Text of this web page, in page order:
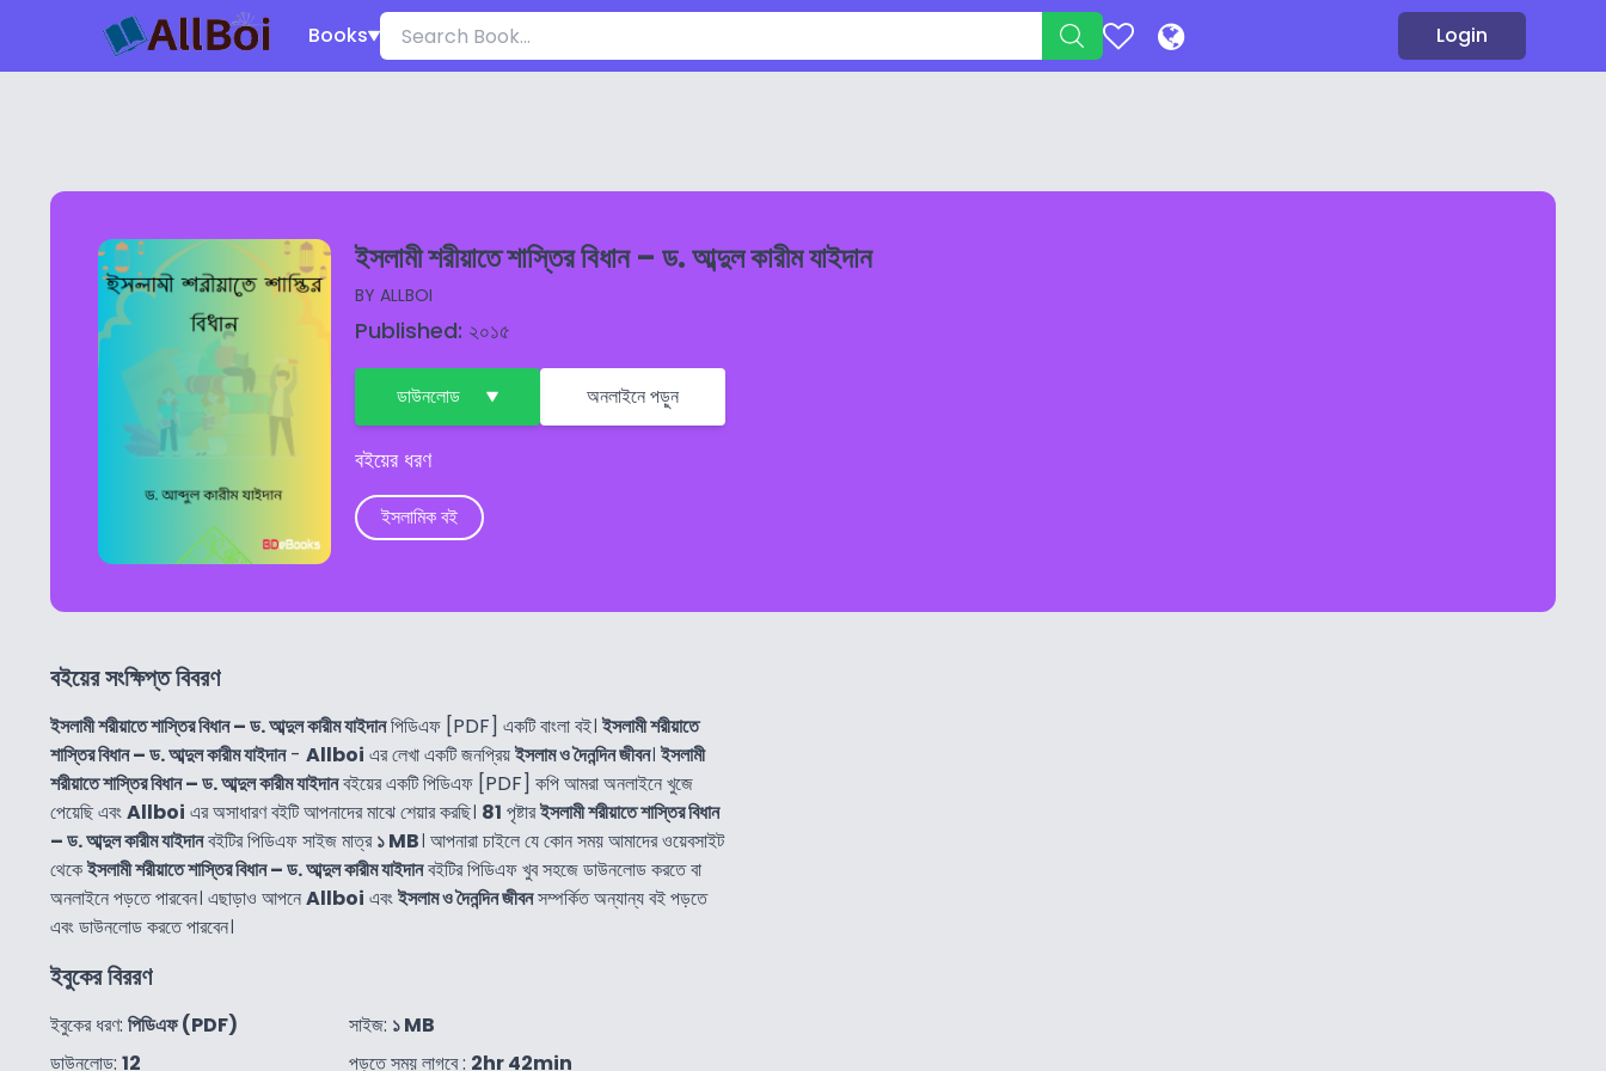
Books Login
ইসলামী শরীয়াতে শাস্তির বিধান – ড. আব্দুল কারীম যাইদান
BY ALLBOI
Published: ২০১৫
ডাউনলোড অনলাইনে পড়ুন
বইয়ের ধরণ
ইসলামিক বই
বইয়ের সংক্ষিপ্ত বিবরণ
ইসলামী শরীয়াতে শাস্তির বিধান – ড. আব্দুল কারীম যাইদানপিডিএফ [PDF] একটি বাংলা বই। ইসলামী শরীয়াতে
শাস্তির বিধান – ড. আব্দুল কারীম যাইদান- Allboi এর লেখা একটি জনপ্রিয়ইসলাম ও দৈনন্দিন জীবন। ইসলামী
শরীয়াতে শাস্তির বিধান – ড. আব্দুল কারীম যাইদানবইয়ের একটি পিডিএফ [PDF] কপি আমরা অনলাইনে খুজে
পেয়েছি এবংAllboi এর অসাধারণ বইটি আপনাদের মাঝে শেয়ার করছি। 81 পৃষ্টারইসলামী শরীয়াতে শাস্তির বিধান
– ড. আব্দুল কারীম যাইদানবইটির পিডিএফ সাইজ মাত্র১ MB। আপনারা চাইলে যে কোন সময় আমাদের ওয়েবসাইট
থেকেইসলামী শরীয়াতে শাস্তির বিধান – ড. আব্দুল কারীম যাইদানবইটির পিডিএফ খুব সহজে ডাউনলোড করতে বা
অনলাইনে পড়তে পারবেন। এছাড়াও আপনেAllboi এবংইসলাম ও দৈনন্দিন জীবনসম্পর্কিত অন্যান্য বই পড়তে
এবং ডাউনলোড করতে পারবেন।
ইবুকের বিররণ
ইবুকের ধরণ: পিডিএফ (PDF)
ডাউনলোড: 12
সাইজ: ১ MB
পড়তে সময় লাগবে : 2hr 42min